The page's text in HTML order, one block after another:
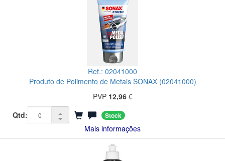
Ref.: 02041000
Produto de Polimento de Metais SONAX (02041000)
PVP 12,96€
Qtd:
Stock
Mais informações